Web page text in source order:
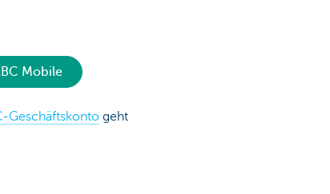
Mobile
Geschäftskonto geht